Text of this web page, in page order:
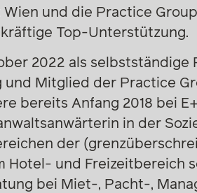
und die Practice
Top-Unterstützung.
2022 als selbstständige
Mitglied der Practice
bereits Anfang 2018 bei
in der
der
Hotel- und Freizeitbereich
bei Miet-, Pacht-,